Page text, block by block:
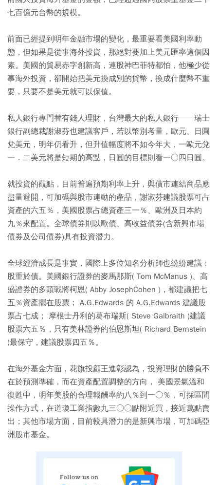
七百億元台幣的規模。
前面已經提到明年金融市場的變化，最重要看美國利率動
態，但如果是從事海外投資，那絕對要加上美元匯率這個因
素。美國的貿易赤字創新高，連股神巴菲特都怕，他極少從
事海外投資，卻開始把美元換成別的貨幣，換成什麼幣不重
要，只要不是美元就可以保值。
私人銀行專門替有錢人理財，台灣最大的私人銀行──瑞士
銀行副總裁謝淑芬也建議客戶，若以幣別考量，歐元、日圓
兌美元，明年仍看升，但升值幅度將不如今年大，一歐元兌
一．二美元將是短期的高點，日圓的目標則看一○四日圓。
就投資的觀點，目前普遍預期利率上升，與債市連結商品應
盡量避開，可加碼與股市連動的產品，謝淑芬建議股票可占
資產的六五％，美國股票占總資產三一％、歐洲及日本約
九％來配置。全球債券則以歐債、高收益債券(含新興市場
債券及公司債券)具有投資潛力。
全球經濟成長是事實，國際上多位知名分析師也紛紛建議：
股重於債。美國銀行證券的麥馬那斯( Tom McManus )、高
盛證券的多頭戰將柯恩( Abby JosephCohen )，都建議把七
五％資產擺在股票； A.G.Edwards 的 A.G.Edwards 建議股
票占七成； 摩根士丹利的葛布瑞斯( Steve Galbraith )建議
股票六五％，只有美林證券的伯恩斯坦( Richard Bernstein
)最保守，建議股票四五％。
在海外基金方面，花旗投顧王進彰認為，投資理財的勝負不
在於預測準確，而在資產配置調整的方向， 美國景氣溫和
復甦中，明年美股的合理報酬率約八％到一○％，可採區間
操作方式，在道瓊工業指數九三○○點附近買，接近萬點賣
出；其他市場方面，目前較具潛力的是新興市場，可加碼亞
洲股市基金。